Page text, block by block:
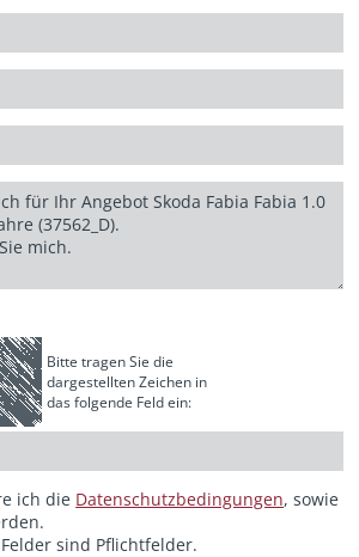
Bitte tragen Sie die
dargestellten Zeichen in
das folgende Feld ein:
ich die Datenschutzbedingungen, sowie
sind Pflichtfelder.